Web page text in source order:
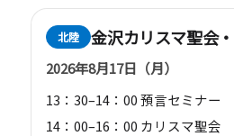
北陸 金沢カリスマ聖会
2026年8月17日（月）
13：30–14：00 預言セミナー
14：00–16：00 カリスマ聖会